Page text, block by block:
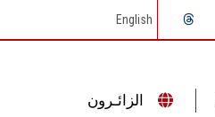
English